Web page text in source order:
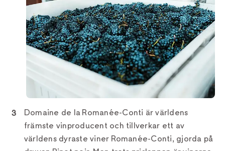
Domaine de la Romanée-Conti är världens
främste vinproducent och tillverkar ett av
världens dyraste viner Romanée-Conti, gjorda på